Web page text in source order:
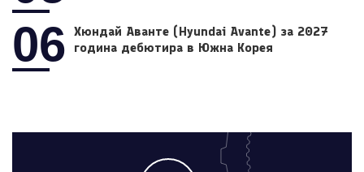
06
Хюндай Аванте (Hyundai Avante) за 2027
година дебютира в Южна Корея